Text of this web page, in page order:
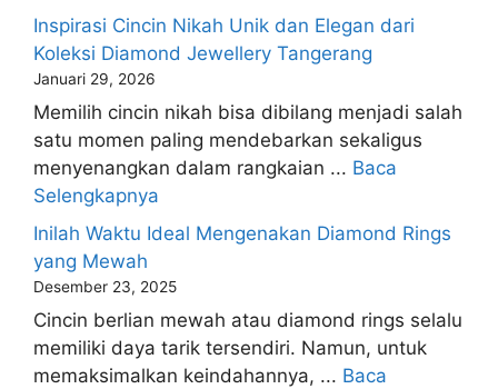
Inspirasi Cincin Nikah Unik dan Elegan dari
Koleksi Diamond Jewellery Tangerang
Januari 29, 2026
Memilih cincin nikah bisa dibilang menjadi salah
satu momen paling mendebarkan sekaligus
menyenangkan dalam rangkaian ... Baca
Selengkapnya
Inilah Waktu Ideal Mengenakan Diamond Rings
yang Mewah
Desember 23, 2025
Cincin berlian mewah atau diamond rings selalu
memiliki daya tarik tersendiri. Namun, untuk
memaksimalkan keindahannya, ... Baca